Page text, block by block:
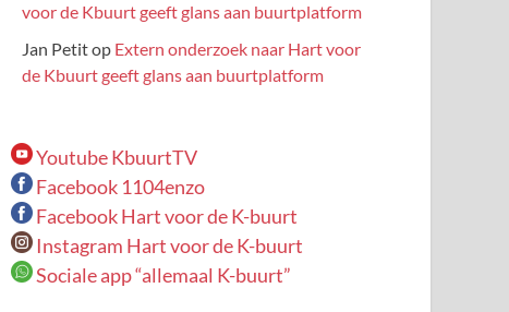
voor de Kbuurt geeft glans aan buurtplatform
Jan Petitop Extern onderzoek naar Hart voor
de Kbuurt geeft glans aan buurtplatform
Youtube KbuurtTV
Facebook 1104enzo
Facebook Hart voor de K-buurt
Instagram Hart voor de K-buurt
Sociale app “allemaal K-buurt”